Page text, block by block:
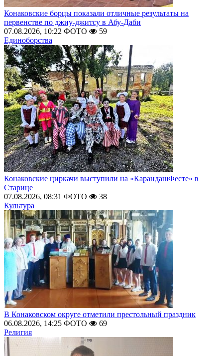
Конаковские борцы показали отличные результаты на
первенстве по джиу-джитсу в Абу-Даби
07.08.2026, 10:22 ФОТО
59
Единоборства
Конаковские циркачи выступили на «КарандашФесте» в
Старице
07.08.2026, 08:31 ФОТО
38
Культура
В Конаковском округе отметили престольный праздник
06.08.2026, 14:25 ФОТО
69
Религия